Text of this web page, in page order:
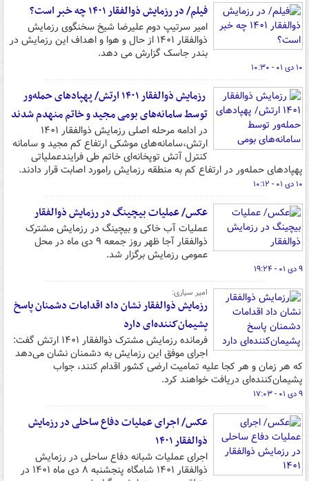
فیلم/ در رزمایش ذوالفقار ۱۴۰۱ چه خبر است؟
امیر سرتیپ دوم علیرضا شیخ سخنگوی رزمایش
ذوالفقار ۱۴۰۱ از حال و هوا و اهداف این رزمایش در
بندر جاسک گزارش می دهد.
۱۰ دی ۰۱ - ۱۰:۳۰
رزمایش ذوالفقار ۱۴۰۱ ارتش/ پهپادهای حمله‌ور
توسط سامانه‌های بومی مجید و خاتم منهدم شدند
در ادامه مرحله اصلی رزمایش ذوالفقار ۱۴۰۱
ارتش،سامانه‌های موشکی ارتفاع کم مجید و سامانه
کنترل آتش توپخانه‌ای خاتم طی فرایندعملیاتی
پهپادهای حمله‌ور در ارتفاع کم به منطقه رزمایش رامورد اصابت قرار دادند.
۱۰ دی ۰۱ - ۱۰:۱۲
عکس/ عملیات بیچینگ در رزمایش ذوالفقار
عملیات آب خاکی و بیچینگ در رزمایش مشترک
ذوالفقار آجا ظهر روز جمعه ۹ دی ماه در محل
عمومی رزمایش برگزار شد.
۹ دی ۰۱ - ۱۹:۲۴
امیر سیاری:
رزمایش ذوالفقار نشان داد اقدامات دشمنان پاسخ
پشیمان‌کننده‌ای دارد
فرمانده رزمایش مشترک ذوالفقار ۱۴۰۱ ارتش گفت:
اجرای موفق این رزمایش به دشمنان نشان می‌دهد
که هر زمان و هر کجا علیه تمامیت ارضی کشور اقدام کنند، جواب
پشیمان‌کننده‌ای دریافت خواهند کرد.
۹ دی ۰۱ - ۱۷:۰۳
عکس/ اجرای عملیات دفاع ساحلی در رزمایش
ذوالفقار ۱۴۰۱
اجرای عملیات شبانه دفاع ساحلی در رزمایش
ذوالفقار ۱۴۰۱ شامگاه پنجشنبه ۸ دی ماه ۱۴۰۱ در